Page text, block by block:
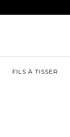
FILS À TISSER